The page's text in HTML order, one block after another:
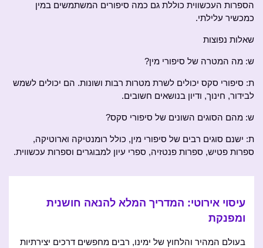
הספרות העכשווית כוללת גם כמה סיפורים המשתמשים במין
כמכשיר עלילתי.
שאלות נפוצות
ש: מה המטרה של סיפורי מין?
ת: סיפורי סקס יכולים לשרת מטרות רבות ושונות. הם יכולים לשמש
לבידור, חינוך, ודיון בנושאים חשובים.
ש: מהם הסוגים השונים של סיפורי סקס?
ת: ישנם סוגים רבים של סיפורי מין, כולל רומנטיקה וארוטיקה,
ספרות פטיש, ספרות פנטזיה, ספרי עיון למבוגרים וספרות עכשווית.
עיסוי אירוטי: המדריך המלא להנאה חושנית
ומפנקת
בעולם המהיר והלחוץ של ימינו, רבים מחפשים דרכים יצירתיות